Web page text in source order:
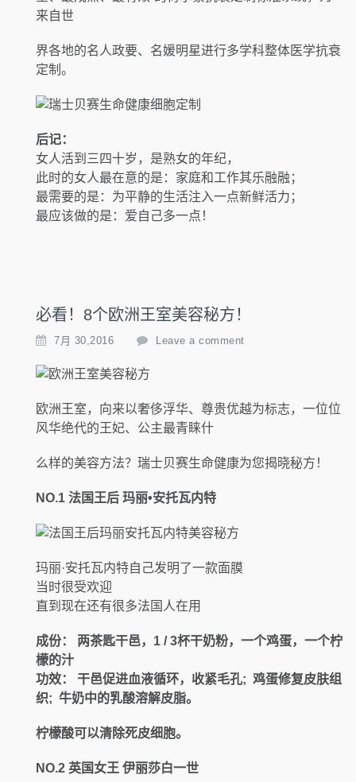
来自世
界各地的名人政要、名媛明星进行多学科整体医学抗衰
定制。
后记：
女人活到三四十岁，是熟女的年纪，
此时的女人最在意的是：家庭和工作其乐融融；
最需要的是：为平静的生活注入一点新鲜活力；
最应该做的是：爱自己多一点！
必看！8个欧洲王室美容秘方！
7月 30,2016 Leave a comment
欧洲王室，向来以奢侈浮华、尊贵优越为标志，一位位
风华绝代的王妃、公主最青睐什
么样的美容方法？瑞士贝赛生命健康为您揭晓秘方！
NO.1 法国王后 玛丽•安托瓦内特
玛丽·安托瓦内特自己发明了一款面膜
当时很受欢迎
直到现在还有很多法国人在用
成份：
两茶匙干邑，1 / 3杯干奶粉，一个鸡蛋，一个柠
檬的汁
功效：
干邑促进血液循环，收紧毛孔; 鸡蛋修复皮肤组
织; 牛奶中的乳酸溶解皮脂。
柠檬酸可以清除死皮细胞。
NO.2 英国女王 伊丽莎白一世